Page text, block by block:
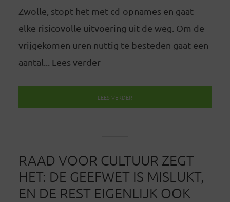
Zwolle, stopt het met cd-opnames en gaat
elke risicovolle uitvoering uit de weg. Om de
vrijgekomen uren nuttig te besteden gaat een
aantal... Lees verder
LEES VERDER
RAAD VOOR CULTUUR ZEGT
HET: DE GEEFWET IS MISLUKT,
EN DE REST EIGENLIJK OOK